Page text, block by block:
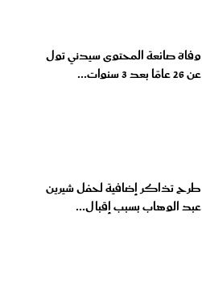
وفاة صانعة المحتوى سيدني تول
عن 26 عامًا بعد 3 سنوات...
طرح تذاكر إضافية لحفل شيرين
عبد الوهاب بسبب إقبال...